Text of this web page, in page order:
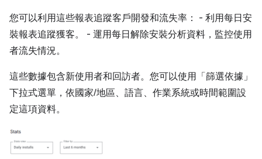
您可以利用這些報表追蹤客戶開發和流失率： - 利用每日安
裝報表追蹤獲客。 - 運用每日解除安裝分析資料，監控使用
者流失情況。
這些數據包含新使用者和回訪者。您可以使用「篩選依據」
下拉式選單，依國家/地區、語言、作業系統或時間範圍設
定這項資料。